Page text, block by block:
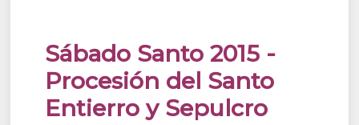
Sábado Santo 2015 -
Procesión del Santo
Entierro y Sepulcro